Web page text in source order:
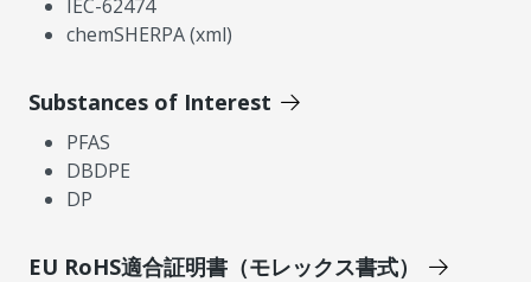
IEC-62474
chemSHERPA (xml)
Substances of Interest
PFAS
DBDPE
DP
EU RoHS適合証明書（モレックス書式）